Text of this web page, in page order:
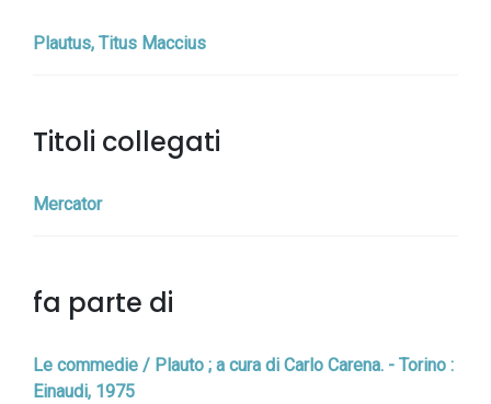
Plautus, Titus Maccius
Titoli collegati
Mercator
fa parte di
Le commedie / Plauto ; a cura di Carlo Carena. - Torino :
Einaudi, 1975